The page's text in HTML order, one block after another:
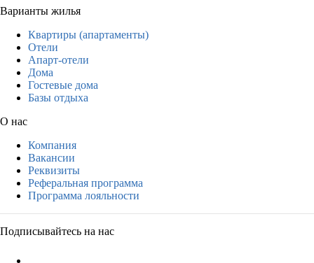
Варианты жилья
Квартиры (апартаменты)
Отели
Апарт-отели
Дома
Гостевые дома
Базы отдыха
О нас
Компания
Вакансии
Реквизиты
Реферальная программа
Программа лояльности
Подписывайтесь на нас